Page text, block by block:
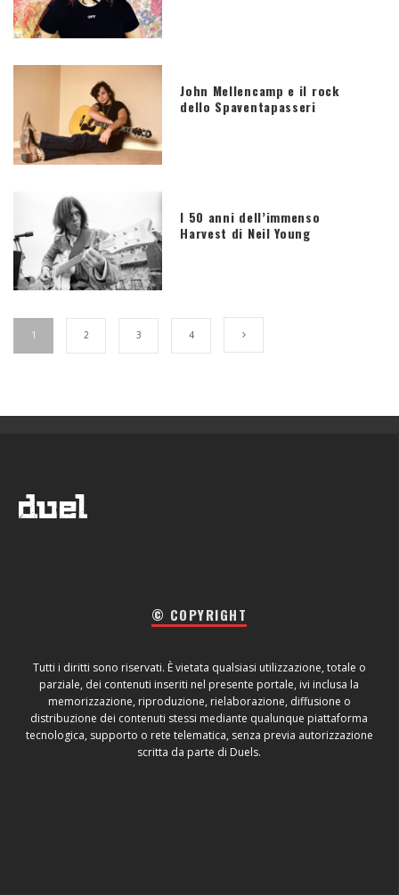
John Mellencamp e il rock
dello Spaventapasseri
I 50 anni dell’immenso
Harvest di Neil Young
1 2 3 4
© COPYRIGHT
Tutti i diritti sono riservati. È vietata qualsiasi utilizzazione, totale o
parziale, dei contenuti inseriti nel presente portale, ivi inclusa la
memorizzazione, riproduzione, rielaborazione, diffusione o
distribuzione dei contenuti stessi mediante qualunque piattaforma
tecnologica, supporto o rete telematica, senza previa autorizzazione
scritta da parte di Duels.